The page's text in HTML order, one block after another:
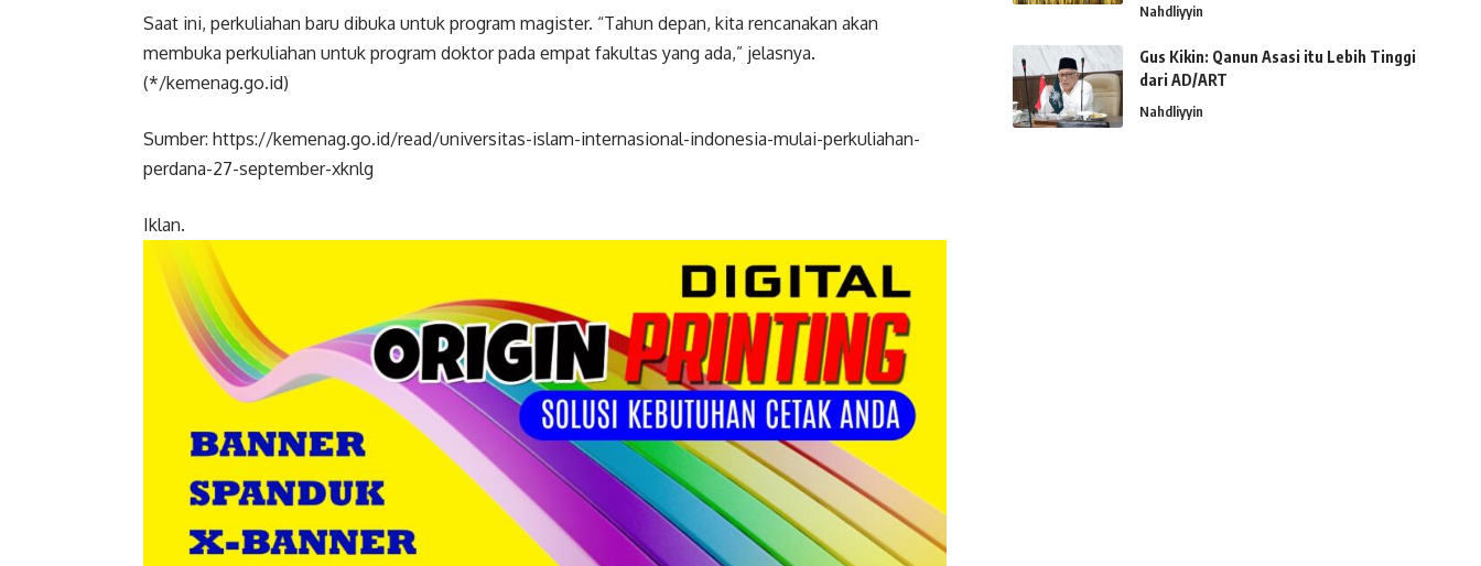
Saat ini, perkuliahan baru dibuka untuk program magister. “Tahun depan, kita rencanakan akan
membuka perkuliahan untuk program doktor pada empat fakultas yang ada,” jelasnya.
(*/kemenag.go.id)
Sumber: https://kemenag.go.id/read/universitas-islam-internasional-indonesia-mulai-perkuliahan-
perdana-27-september-xknlg
Iklan.
Nahdliyyin
Gus Kikin: Qanun Asasi itu Lebih Tinggi
dari AD/ART
Nahdliyyin